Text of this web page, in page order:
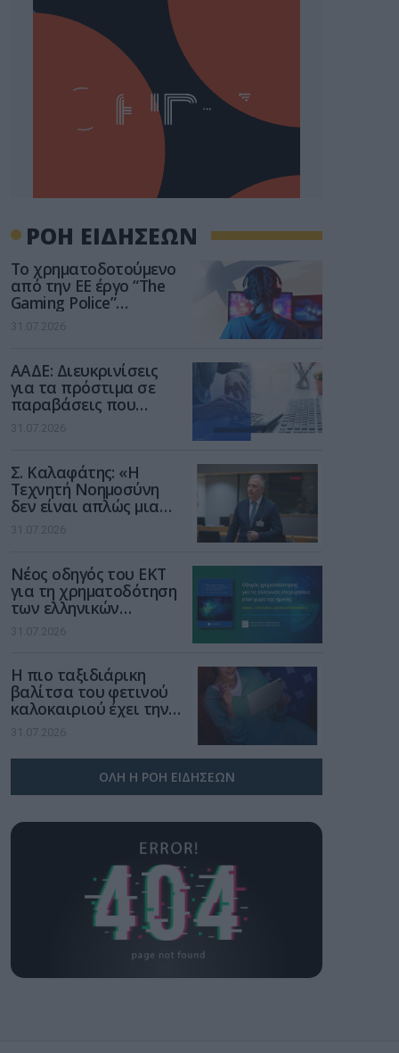
ΡΟΗ ΕΙΔΗΣΕΩΝ
Το χρηματοδοτούμενο
από την ΕΕ έργο “The
Gaming Police”
ενισχύει την ασφάλεια
των παιδιών στο
31.07.2026
ΑΑΔΕ: Διευκρινίσεις
για τα πρόστιμα σε
παραβάσεις που
αφορούν τους ΦΗΜ
31.07.2026
Σ. Καλαφάτης: «Η
Τεχνητή Νοημοσύνη
δεν είναι απλώς μια
νέα τεχνολογία, είναι
μια νέα βιομηχανική
31.07.2026
Νέος οδηγός του ΕΚΤ
για τη χρηματοδότηση
των ελληνικών
επιχειρήσεων στον
χώρο της άμυνας
31.07.2026
Η πιο ταξιδιάρικη
βαλίτσα του φετινού
καλοκαιριού έχει την
υπογραφή της Xiaomi
31.07.2026
ΟΛΗ Η ΡΟΗ ΕΙΔΗΣΕΩΝ